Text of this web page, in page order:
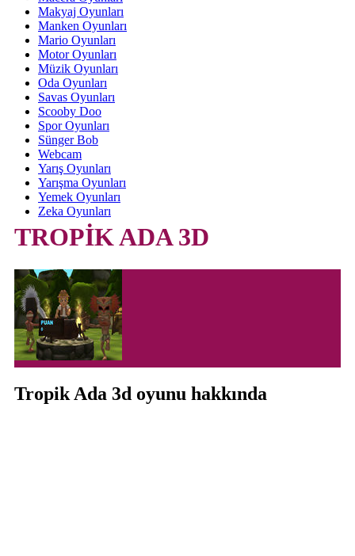
Makyaj Oyunları
Manken Oyunları
Mario Oyunları
Motor Oyunları
Müzik Oyunları
Oda Oyunları
Savas Oyunları
Scooby Doo
Spor Oyunları
Sünger Bob
Webcam
Yarış Oyunları
Yarışma Oyunları
Yemek Oyunları
Zeka Oyunları
TROPİK ADA 3D
Tropik Ada 3d oyunu hakkında